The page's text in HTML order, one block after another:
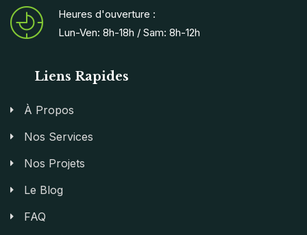
Heures d'ouverture :
Lun-Ven: 8h-18h / Sam: 8h-12h
Liens Rapides
À Propos
Nos Services
Nos Projets
Le Blog
FAQ